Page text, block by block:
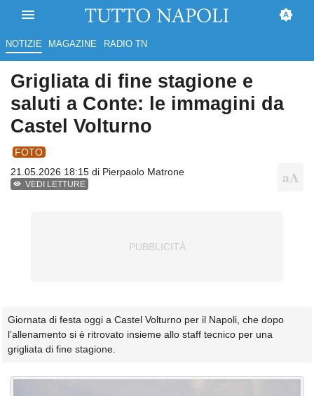
NOTIZIE MAGAZINE RADIO TN
Grigliata di fine stagione e
saluti a Conte: le immagini da
Castel Volturno
FOTO
21.05.2026 18:15 di Pierpaolo Matrone
VEDI LETTURE
Giornata di festa oggi a Castel Volturno per il Napoli, che dopo
l’allenamento si è ritrovato insieme allo staff tecnico per una
grigliata di fine stagione.